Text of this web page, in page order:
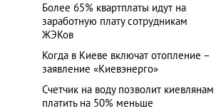
Более 65% квартплаты идут на
заработную плату сотрудникам
ЖЭКов
Когда в Киеве включат отопление –
заявление «Киевэнерго»
Счетчик на воду позволит киевлянам
платить на 50% меньше